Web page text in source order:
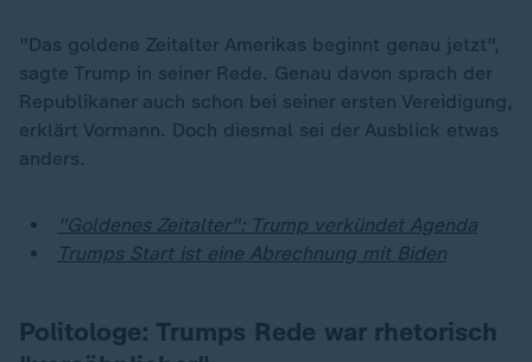
"Das goldene Zeitalter Amerikas beginnt genau jetzt",
sagte Trump in seiner Rede. Genau davon sprach der
Republikaner auch schon bei seiner ersten Vereidigung,
erklärt Vormann. Doch diesmal sei der Ausblick etwas
anders.
"Goldenes Zeitalter": Trump verkündet Agenda
Trumps Start ist eine Abrechnung mit Biden
Politologe: Trumps Rede war rhetorisch